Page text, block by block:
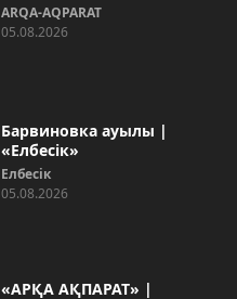
ARQA-AQPARAT
05.08.2026
Барвиновка ауылы |
«Елбесік»
Елбесік
05.08.2026
«АРҚА АҚПАРАТ» |